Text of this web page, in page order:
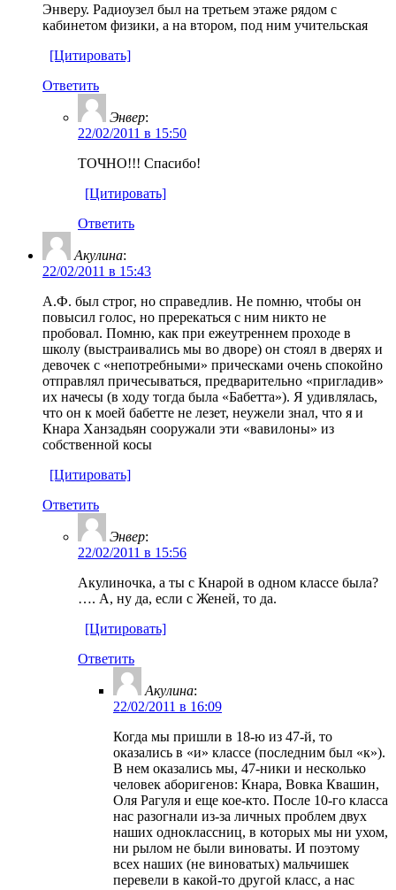
Энверу. Радиоузел был на третьем этаже рядом с
кабинетом физики, а на втором, под ним учительская
[Цитировать]
Ответить
Энвер:
22/02/2011 в 15:50
ТОЧНО!!! Спасибо!
[Цитировать]
Ответить
Акулина:
22/02/2011 в 15:43
А.Ф. был строг, но справедлив. Не помню, чтобы он
повысил голос, но пререкаться с ним никто не
пробовал. Помню, как при ежеутреннем проходе в
школу (выстраивались мы во дворе) он стоял в дверях и
девочек с «непотребными» прическами очень спокойно
отправлял причесываться, предварительно «пригладив»
их начесы (в ходу тогда была «Бабетта»). Я удивлялась,
что он к моей бабетте не лезет, неужели знал, что я и
Кнара Ханзадьян сооружали эти «вавилоны» из
собственной косы
[Цитировать]
Ответить
Энвер:
22/02/2011 в 15:56
Акулиночка, а ты с Кнарой в одном классе была?
…. А, ну да, если с Женей, то да.
[Цитировать]
Ответить
Акулина:
22/02/2011 в 16:09
Когда мы пришли в 18-ю из 47-й, то
оказались в «и» классе (последним был «к»).
В нем оказались мы, 47-ники и несколько
человек аборигенов: Кнара, Вовка Квашин,
Оля Рагуля и еще кое-кто. После 10-го класса
нас разогнали из-за личных проблем двух
наших одноклассниц, в которых мы ни ухом,
ни рылом не были виноваты. И поэтому
всех наших (не виноватых) мальчишек
перевели в какой-то другой класс, а нас